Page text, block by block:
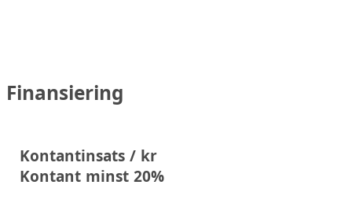
Finansiering
Kontantinsats / kr
Kontant minst 20%